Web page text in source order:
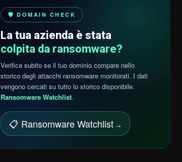
🛡️ DOMAIN CHECK
La tua azienda è stata
colpita da ransomware?
Verifica subito se il tuo dominio compare nello
storico degli attacchi ransomware monitorati. I dati
vengono cercati su tutto lo storico disponibile.
Ransomware Watchlist.
📋 Ransomware Watchlist →